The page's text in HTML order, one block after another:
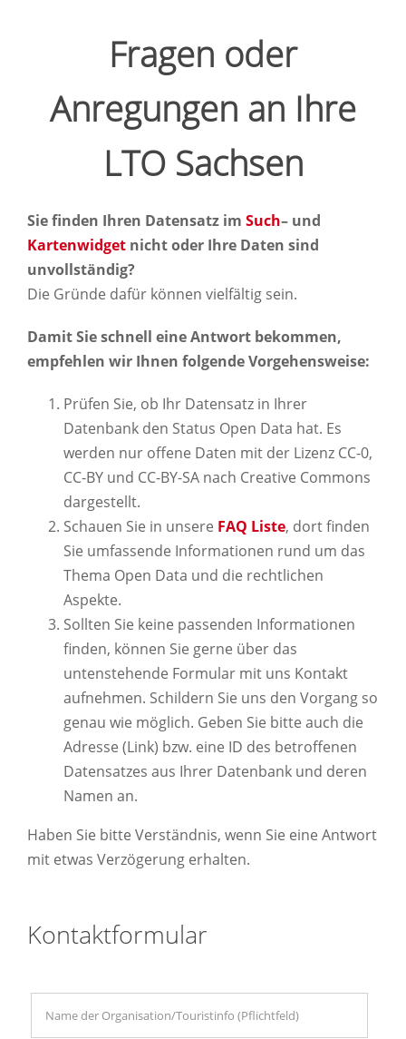
Fragen oder
Anregungen an Ihre
LTO Sachsen
Sie finden Ihren Datensatz im Such– und
Kartenwidget nicht oder Ihre Daten sind
unvollständig?
Die Gründe dafür können vielfältig sein.
Damit Sie schnell eine Antwort bekommen,
empfehlen wir Ihnen folgende Vorgehensweise:
Prüfen Sie, ob Ihr Datensatz in Ihrer
Datenbank den Status Open Data hat. Es
werden nur offene Daten mit der Lizenz CC-0,
CC-BY und CC-BY-SA nach Creative Commons
dargestellt.
Schauen Sie in unsere FAQ Liste, dort finden
Sie umfassende Informationen rund um das
Thema Open Data und die rechtlichen
Aspekte.
Sollten Sie keine passenden Informationen
finden, können Sie gerne über das
untenstehende Formular mit uns Kontakt
aufnehmen. Schildern Sie uns den Vorgang so
genau wie möglich. Geben Sie bitte auch die
Adresse (Link) bzw. eine ID des betroffenen
Datensatzes aus Ihrer Datenbank und deren
Namen an.
Haben Sie bitte Verständnis, wenn Sie eine Antwort
mit etwas Verzögerung erhalten.
Kontaktformular